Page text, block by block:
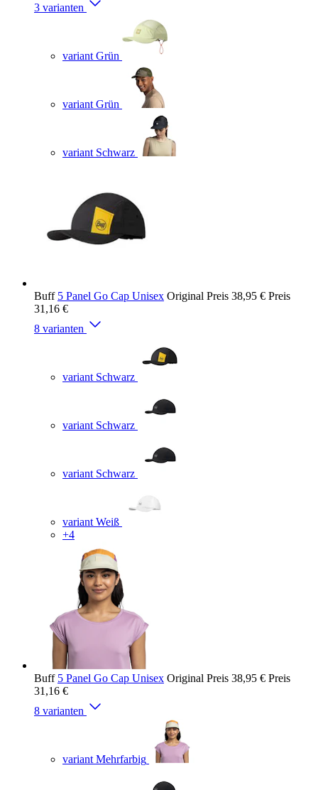
3 varianten
variant Grün
variant Grün
variant Schwarz
Buff 5 Panel Go Cap Unisex Original Preis 38,95 € Preis
31,16 €
8 varianten
variant Schwarz
variant Schwarz
variant Schwarz
variant Weiß
+4
Buff 5 Panel Go Cap Unisex Original Preis 38,95 € Preis
31,16 €
8 varianten
variant Mehrfarbig